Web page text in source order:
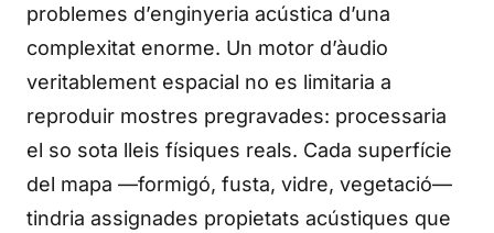
problemes d’enginyeria acústica d’una
complexitat enorme. Un motor d’àudio
veritablement espacial no es limitaria a
reproduir mostres pregravades: processaria
el so sota lleis físiques reals. Cada superfície
del mapa —formigó, fusta, vidre, vegetació—
tindria assignades propietats acústiques que